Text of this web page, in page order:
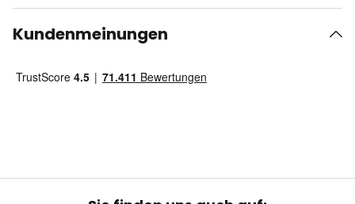
Kundenmeinungen